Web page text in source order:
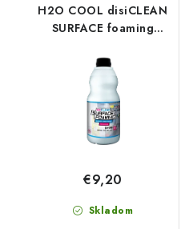
H2O COOL disiCLEAN
SURFACE foaming
Skladom
€9,20